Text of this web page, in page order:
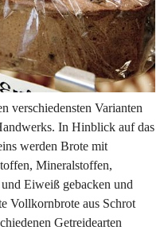
verschiedensten Varianten
In Hinblick auf das
werden Brote mit
Mineralstoffen,
Eiweiß gebacken und
Vollkornbrote aus Schrot
Getreidearten